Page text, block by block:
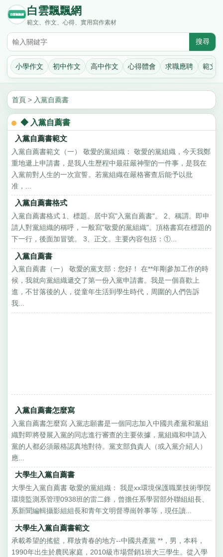
白雲飄飄網
範文、作文、心得、實用寫作素材
小學作文 初中作文 高中作文 心得體會 求職應聘 範文
首頁 > 入黨自薦書
◆ 入黨自薦書
入黨自薦書範文
入黨自薦書範文（一） 敬愛的黨組織： 敬愛的黨組織，今天我鄭
重地遞上申請書，是我人生歷程中最莊嚴神聖的一件事，是我在
入黨前對人生的一次宣誓。若黨組織在嚴格審查后能予以批
准，...
入黨自薦書格式
入黨自薦書格式 1、標題。居中寫"入黨自薦書"。 2、稱謂。即申
請人對黨組織的稱呼，一般寫"敬愛的黨組織"。頂格書寫在標題的
下一行，後面加冒號。 3、正文。主要內容包括：①...
入黨自薦書
入黨自薦書（一） 敬愛的黨支部：您好！ 在**年剛參加工作的時
候，我就向黨組織遞交了第一份入黨申請書。我是一個喜歡上
進，不甘落後的人，從童年生活到學生時代，周圍的人們告訴
我...
入黨自薦書怎麼寫
入黨自薦書怎麼寫 入黨志願書是一個同志加入中國共產黨和黨組
織對即將發展入黨的同志進行審查的主要依據，黨組織和申請入
黨的人都必須嚴格認真地對待。黨支部負責人（或入黨介紹人）
應...
大學生入黨自薦書
大學生入黨自薦書 敬愛的黨組織： 我是xx環境保護職業技術學院
環境監測系管理0938班的雷二鋒，曾擔任系學習部外聯組組長、
系新聞編輯攝影組組長和青年文明督導崗幹事等，現任讀...
大學生入黨自薦書範文
承載希望的搖籃，釋放青春的地方--中國共產黨 **，男，本科，
1990年出生於農民家庭，2010級市場營銷1班大三學生。從入學